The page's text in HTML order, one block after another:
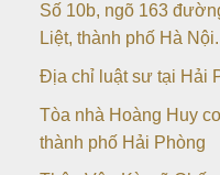
Số 10b, ngõ 163
Liệt, thành phố Hà Nội.
Địa chỉ luật sư tại Hải
Tòa nhà Hoàng Huy
thành phố Hải Phòng